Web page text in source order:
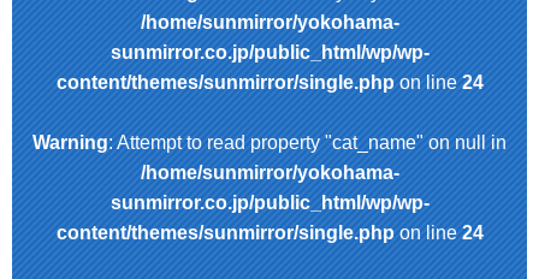
/home/sunmirror/yokohama-
sunmirror.co.jp/public_html/wp/wp-
content/themes/sunmirror/single.phpon line24
Warning: Attempt to read property "cat_name" on null in
/home/sunmirror/yokohama-
sunmirror.co.jp/public_html/wp/wp-
content/themes/sunmirror/single.phpon line24